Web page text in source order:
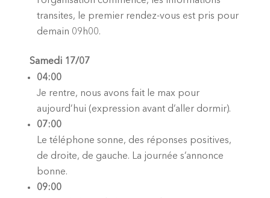
transites, le premier rendez-vous est pris pour
demain 09h00.
Samedi 17/07
04:00
Je rentre, nous avons fait le max pour
aujourd’hui (expression avant d’aller dormir).
07:00
Le téléphone sonne, des réponses positives,
de droite, de gauche. La journée s’annonce
bonne.
09:00